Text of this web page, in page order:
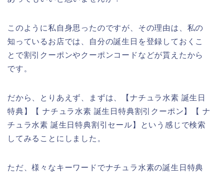
このように私自身思ったのですが、その理由は、私の
知っているお店では、自分の誕生日を登録しておくこ
とで割引クーポンやクーポンコードなどが貰えたから
です。
だから、とりあえず、まずは、【ナチュラ水素 誕生日
特典】【 ナチュラ水素 誕生日特典割引クーポン】【 ナ
チュラ水素 誕生日特典割引セール】という感じで検索
してみることにしました。
ただ、様々なキーワードでナチュラ水素の誕生日特典